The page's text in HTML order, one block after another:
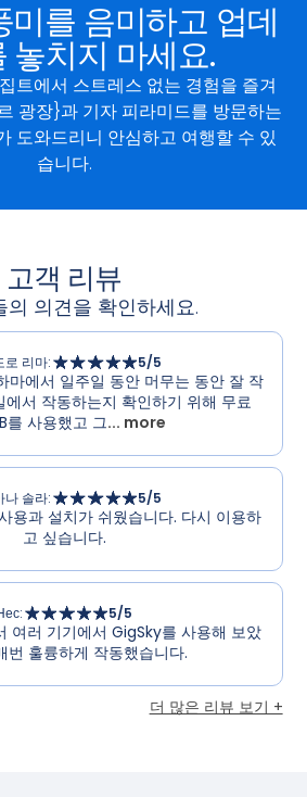
미를 음미하고 업데
놓치지 마세요.
트에서 스트레스 없는 경험을 즐겨
광장}과 기자 피라미드를 방문하는
도와드리니 안심하고 여행할 수 있
습니다.
고객 리뷰
의 의견을 확인하세요.
로 리마: 5/5
마에서 일주일 동안 머무는 동안 잘 작
에서 작동하는지 확인하기 위해 무료
를 사용했고 그... more
나 솔라: 5/5
용과 설치가 쉬웠습니다. 다시 이용하
고 싶습니다.
: 5/5
여러 기기에서 GigSky를 사용해 보았
번 훌륭하게 작동했습니다.
더 많은 리뷰 보기 +